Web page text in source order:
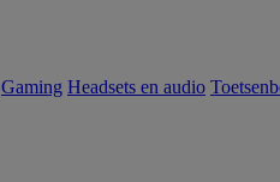
Gaming Headsets en audio